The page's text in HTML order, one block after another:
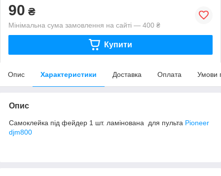
90 ₴
Мінімальна сума замовлення на сайті — 400 ₴
Купити
Опис Характеристики Доставка Оплата Умови
Опис
Самоклейка під фейдер 1 шт. ламінована для пульта Pioneer
djm800